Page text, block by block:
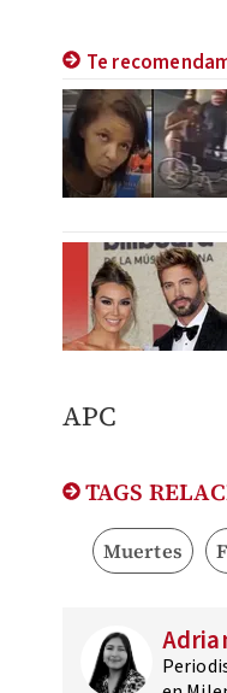
Te
APC
TAGS
Muertes